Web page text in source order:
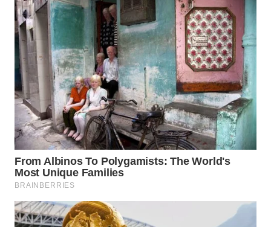
WN
SEMARANG
WN
SOLO
WN
BOROBUDUR
WN
MADURA
SURABAYA